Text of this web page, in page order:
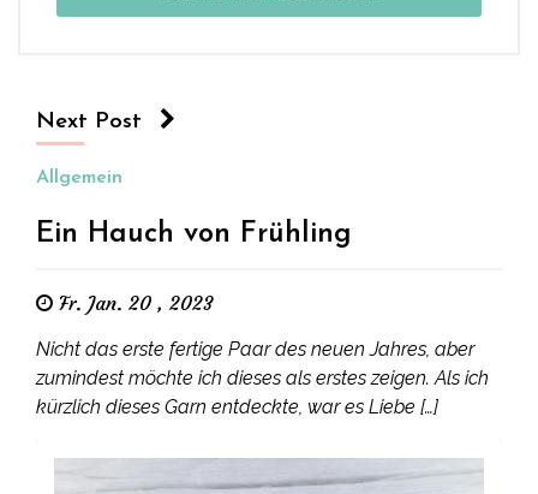
Next Post
Allgemein
Ein Hauch von Frühling
Fr. Jan. 20 , 2023
Nicht das erste fertige Paar des neuen Jahres, aber
zumindest möchte ich dieses als erstes zeigen. Als ich
kürzlich dieses Garn entdeckte, war es Liebe […]